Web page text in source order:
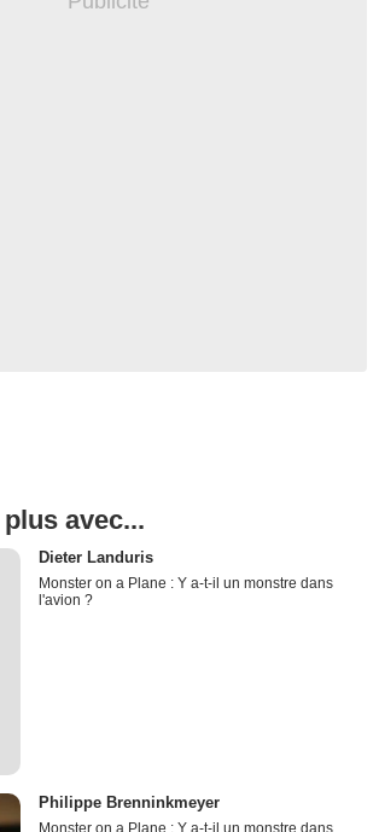
avec...
Dieter Landuris
Monster on a Plane : Y a-t-il un monstre dans
l'avion ?
Philippe Brenninkmeyer
Monster on a Plane : Y a-t-il un monstre dans